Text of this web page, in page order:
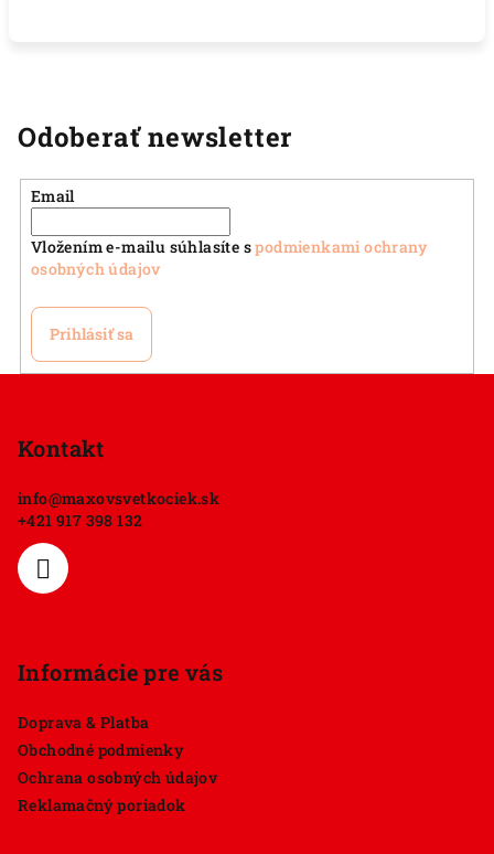
Odoberať newsletter
Email
Vložením e-mailu súhlasíte spodmienkami ochrany
osobných údajov
Prihlásiť sa
Kontakt
info@maxovsvetkociek.sk
+421 917 398 132
Informácie pre vás
Doprava & Platba
Obchodné podmienky
Ochrana osobných údajov
Reklamačný poriadok